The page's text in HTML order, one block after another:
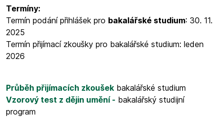
Termíny:
Termín podání přihlášek pro bakalářské studium: 30. 11.
2025
Termín přijímací zkoušky pro bakalářské studium: leden
2026
Průběh přijímacích zkoušek bakalářské studium
Vzorový test z dějin umění - bakalářský studijní
program